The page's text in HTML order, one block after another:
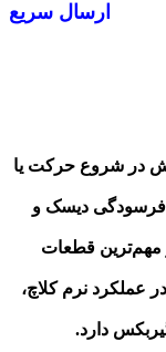
ارسال سریع
در شروع حرکت یا
فرسودگی دیسک و
مهم‌ترین قطعات
نرم کلاچ،
دارد.